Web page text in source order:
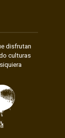
disfrutan
culturas